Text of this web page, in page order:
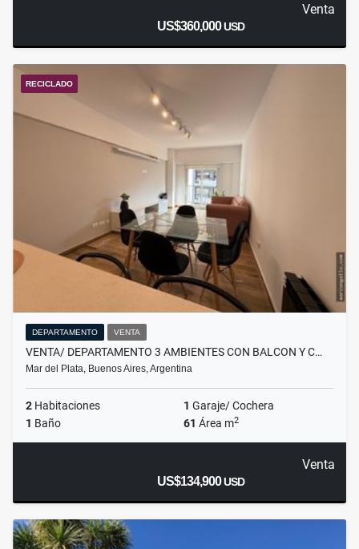
Venta
US$360,000USD
RECICLADO
DEPARTAMENTO VENTA
VENTA/ DEPARTAMENTO 3 AMBIENTES CON BALCON Y C…
Mar del Plata, Buenos Aires, Argentina
2 Habitaciones 1 Garaje/ Cochera
1 Baño 61 Área m2
Venta
US$134,900USD